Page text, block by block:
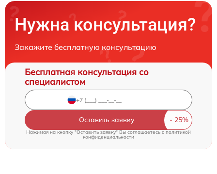
Нужна консультация?
Закажите бесплатную консультацию
Бесплатная консультация со
специалистом
Оставить заявку
Нажимая на кнопку "Оставить заявку" Вы соглашаетесь cполитикой
конфиденциальности